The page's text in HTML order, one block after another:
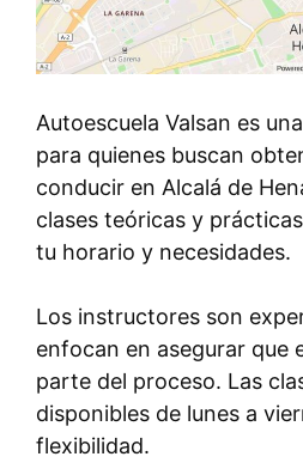
Autoescuela Valsan es
para quienes buscan
conducir en Alcalá de
clases teóricas y
tu horario y necesidades.
Los instructores son
enfocan en asegurar que
parte del proceso. Las
disponibles de lunes a
flexibilidad.